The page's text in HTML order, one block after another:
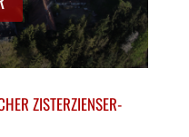
ZISTERZIENSER-